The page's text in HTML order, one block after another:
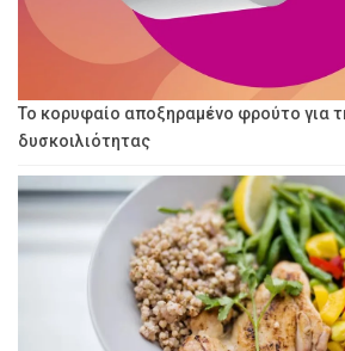
Το κορυφαίο αποξηραμένο φρούτο για
δυσκοιλιότητας